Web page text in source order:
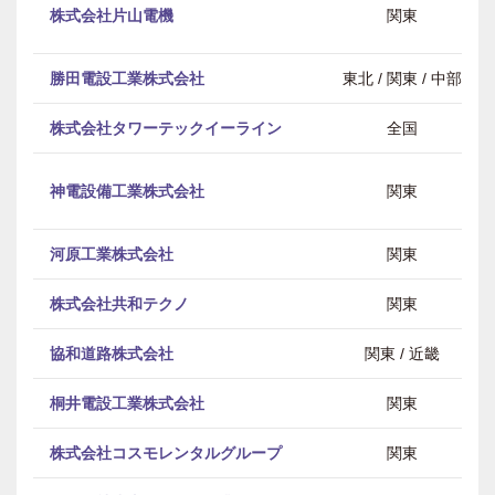
株式会社片山電機 関東
勝田電設工業株式会社 東北 / 関東 / 中部
株式会社タワーテックイーライン 全国
神電設備工業株式会社 関東
河原工業株式会社 関東
株式会社共和テクノ 関東
協和道路株式会社 関東 / 近畿
桐井電設工業株式会社 関東
株式会社コスモレンタルグループ 関東